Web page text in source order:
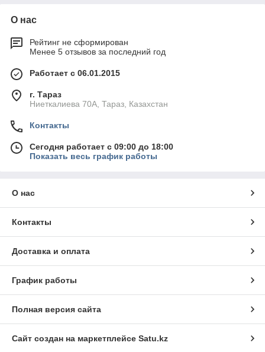
О нас
Рейтинг не сформирован
Менее 5 отзывов за последний год
Работает с 06.01.2015
г. Тараз
Ниеткалиева 70А, Тараз, Казахстан
Контакты
Сегодня работает с 09:00 до 18:00
Показать весь график работы
О нас
Контакты
Доставка и оплата
График работы
Полная версия сайта
Сайт создан на маркетплейсе Satu.kz